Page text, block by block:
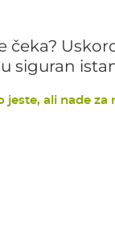
siguran
jeste, ali nade